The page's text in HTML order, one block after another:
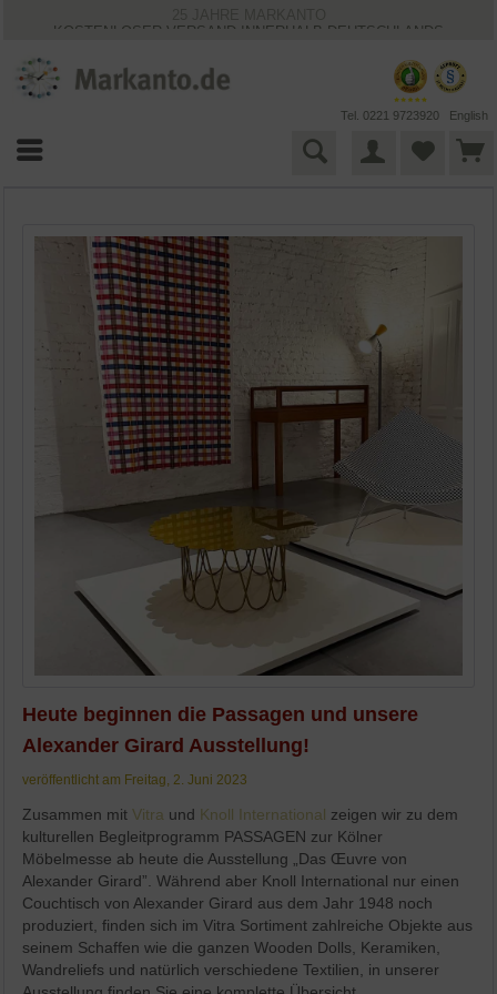
KOSTENLOSER VERSAND INNERHALB DEUTSCHLANDS
VIELFÄLTIGE ZAHLUNGSMÖGLICHKEITEN
BESTPRICE-GARANTIE
Tel. 0221 9723920 English
Heute beginnen die Passagen und unsere
Alexander Girard Ausstellung!
veröffentlicht am Freitag, 2. Juni 2023
Zusammen mitVitra und Knoll International zeigen wir zu dem
kulturellen Begleitprogramm PASSAGEN zur Kölner
Möbelmesse ab heute die Ausstellung „Das Œuvre von
Alexander Girard”. Während aber Knoll International nur einen
Couchtisch von Alexander Girard aus dem Jahr 1948 noch
produziert, finden sich im Vitra Sortiment zahlreiche Objekte aus
seinem Schaffen wie die ganzen Wooden Dolls, Keramiken,
Wandreliefs und natürlich verschiedene Textilien, in unserer